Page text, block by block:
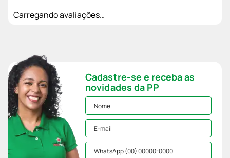
Carregando avaliações…
Cadastre-se e receba as
novidades da PP